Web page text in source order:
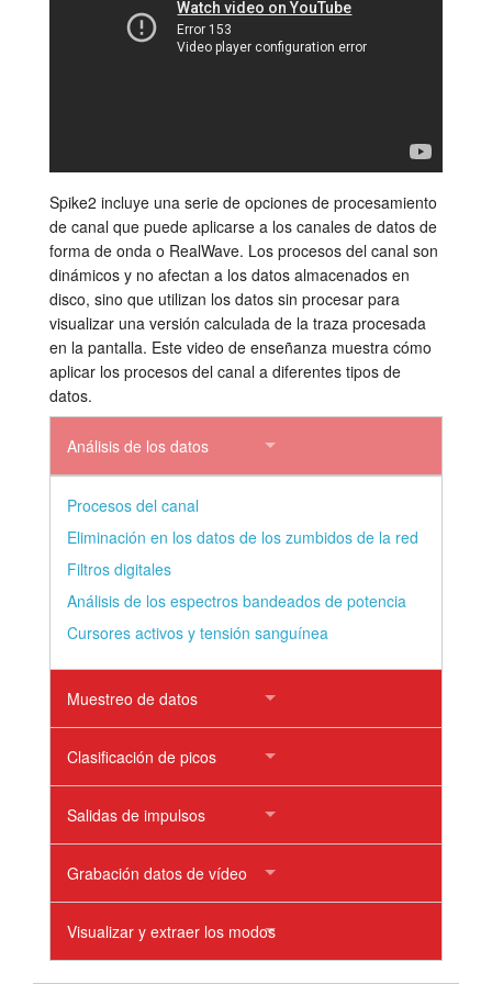
Spike2 incluye una serie de opciones de procesamiento
de canal que puede aplicarse a los canales de datos de
forma de onda o RealWave. Los procesos del canal son
dinámicos y no afectan a los datos almacenados en
disco, sino que utilizan los datos sin procesar para
visualizar una versión calculada de la traza procesada
en la pantalla. Este video de enseñanza muestra cómo
aplicar los procesos del canal a diferentes tipos de
datos.
Análisis de los datos
Procesos del canal
Eliminación en los datos de los zumbidos de la red
Filtros digitales
Análisis de los espectros bandeados de potencia
Cursores activos y tensión sanguínea
Muestreo de datos
Clasificación de picos
Salidas de impulsos
Grabación datos de vídeo
Visualizar y extraer los modos